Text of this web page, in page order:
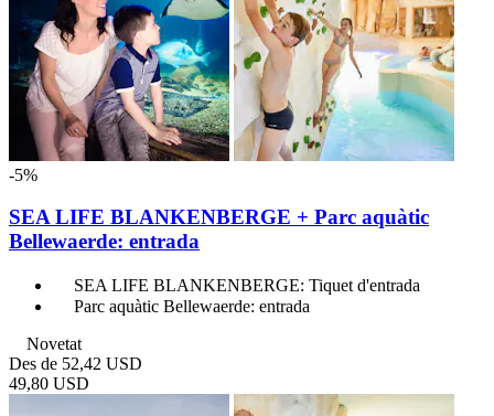
-5%
SEA LIFE BLANKENBERGE + Parc aquàtic
Bellewaerde: entrada
SEA LIFE BLANKENBERGE: Tiquet d'entrada
Parc aquàtic Bellewaerde: entrada
Novetat
Des de 52,42 USD
49,80 USD